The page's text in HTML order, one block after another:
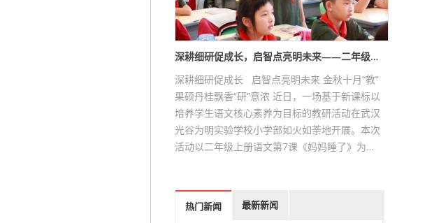
深耕细研促成长，启智点亮明未来——二年级…
深耕细研促成长 启智点亮明未来 金秋十月“教”
果硕丹桂飘香“研”意浓 近日，一场基于新课标以
培养学生语文核心素养为目标的教研活动在武汉
光谷为明实验学校小学部如火如荼地开展。本次
活动以二年级上册语文第7课《妈妈睡了》为…
热门新闻 最新新闻